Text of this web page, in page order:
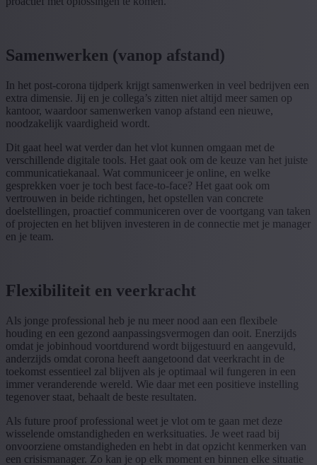
Samenwerken (vanop afstand)
In het post-corona tijdperk krijgt samenwerken in veel bedrijven een
extra dimensie. Jij en je collega’s zitten niet altijd meer samen op
kantoor, waardoor samenwerken vanop afstand een nieuwe,
noodzakelijk vaardigheid wordt.
Dit gaat heel wat verder dan het vlot kunnen omgaan met de
verschillende digitale tools. Het gaat ook om de keuze van het juiste
communicatiekanaal. Wat communiceer je online, en welke
gesprekken voer je toch best face-to-face? Het gaat ook om
vertrouwen in beide richtingen, het opstellen van concrete
doelstellingen, proactief communiceren over de voortgang van taken
of projecten en het blijven investeren in de connectie met je manager
en je team.
Flexibiliteit en veerkracht
Als jonge professional heb je nu meer nood aan een flexibele
houding en een gezond aanpassingsvermogen dan ooit. Enerzijds
omdat je jobinhoud voortdurend wordt bijgestuurd en aangevuld,
anderzijds omdat corona heeft aangetoond dat veerkracht in de
toekomst essentieel zal blijven als je optimaal wil fungeren in een
immer veranderende wereld. Wie daar met een positieve instelling
tegenover staat, behaalt de beste resultaten.
Als future proof professional weet je vlot om te gaan met deze
wisselende omstandigheden en werksituaties. Je weet raad bij
onvoorziene omstandigheden en hebt in dat opzicht kenmerken van
een crisismanager. Zo kan je op elk moment en binnen elke situatie